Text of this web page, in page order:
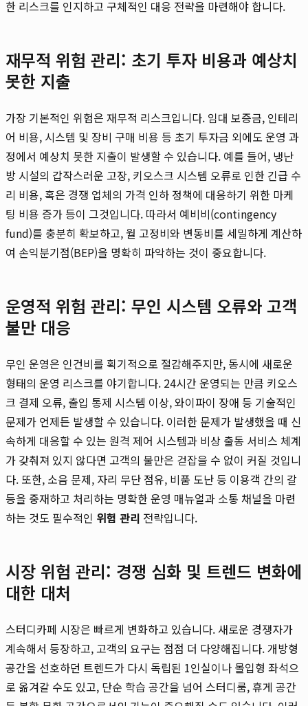
한 리스크를 인지하고 구체적인 대응 전략을 마련해야 합니다.
재무적 위험 관리: 초기 투자 비용과 예상치
못한 지출
가장 기본적인 위험은 재무적 리스크입니다. 임대 보증금, 인테리
어 비용, 시스템 및 장비 구매 비용 등 초기 투자금 외에도 운영 과
정에서 예상치 못한 지출이 발생할 수 있습니다. 예를 들어, 냉난
방 시설의 갑작스러운 고장, 키오스크 시스템 오류로 인한 긴급 수
리 비용, 혹은 경쟁 업체의 가격 인하 정책에 대응하기 위한 마케
팅 비용 증가 등이 그것입니다. 따라서 예비비(contingency
fund)를 충분히 확보하고, 월 고정비와 변동비를 세밀하게 계산하
여 손익분기점(BEP)을 명확히 파악하는 것이 중요합니다.
운영적 위험 관리: 무인 시스템 오류와 고객
불만 대응
무인 운영은 인건비를 획기적으로 절감해주지만, 동시에 새로운
형태의 운영 리스크를 야기합니다. 24시간 운영되는 만큼 키오스
크 결제 오류, 출입 통제 시스템 이상, 와이파이 장애 등 기술적인
문제가 언제든 발생할 수 있습니다. 이러한 문제가 발생했을 때 신
속하게 대응할 수 있는 원격 제어 시스템과 비상 출동 서비스 체계
가 갖춰져 있지 않다면 고객의 불만은 걷잡을 수 없이 커질 것입니
다. 또한, 소음 문제, 자리 무단 점유, 비품 도난 등 이용객 간의 갈
등을 중재하고 처리하는 명확한 운영 매뉴얼과 소통 채널을 마련
하는 것도 필수적인 위험 관리 전략입니다.
시장 위험 관리: 경쟁 심화 및 트렌드 변화에
대한 대처
스터디카페 시장은 빠르게 변화하고 있습니다. 새로운 경쟁자가
계속해서 등장하고, 고객의 요구는 점점 더 다양해집니다. 개방형
공간을 선호하던 트렌드가 다시 독립된 1인실이나 몰입형 좌석으
로 옮겨갈 수도 있고, 단순 학습 공간을 넘어 스터디룸, 휴게 공간